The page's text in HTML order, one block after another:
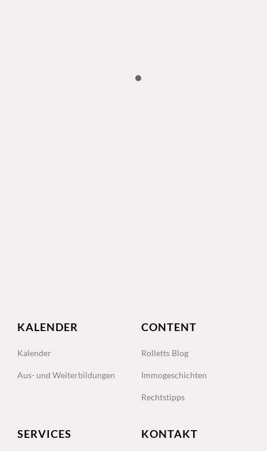
KALENDER
Kalender
Aus- und Weiterbildungen
CONTENT
Rolletts Blog
Immogeschichten
Rechtstipps
SERVICES KONTAKT